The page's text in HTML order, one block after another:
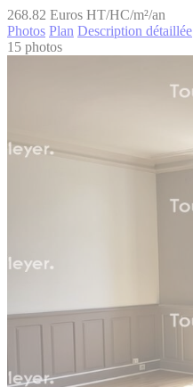
268.82 Euros HT/HC/m²/an
Photos Plan Description détaillée
15 photos